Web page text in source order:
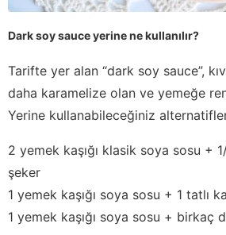
Dark soy sauce yerine ne kullanılır?
Tarifte yer alan “dark soy sauce”,
daha karamelize olan ve yemeğe
Yerine kullanabileceğiniz
2 yemek kaşığı klasik soya sosu +
şeker
1 yemek kaşığı soya sosu + 1 tatlı
1 yemek kaşığı soya sosu + birkaç